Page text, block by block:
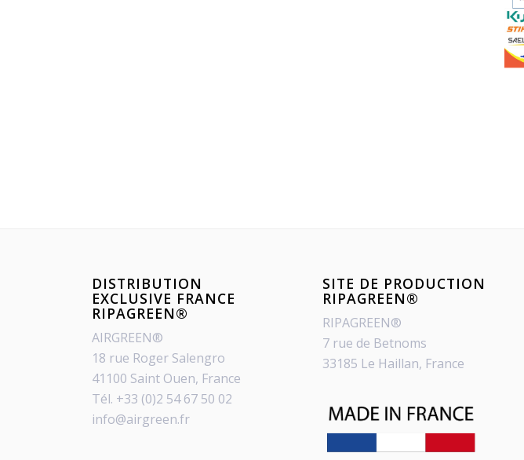
DISTRIBUTION
EXCLUSIVE FRANCE
RIPAGREEN®
AIRGREEN®
18 rue Roger Salengro
41100 Saint Ouen, France
Tél. +33 (0)2 54 67 50 02
info@airgreen.fr
SITE DE PRODUCTION
RIPAGREEN®
RIPAGREEN®
7 rue de Betnoms
33185 Le Haillan, France